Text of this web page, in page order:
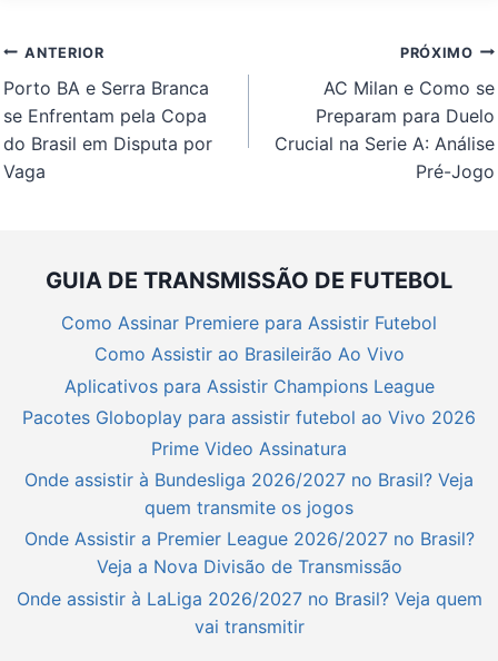
Navegação
de
Post
ANTERIOR
Porto BA e Serra Branca
se Enfrentam pela Copa
do Brasil em Disputa por
Vaga
PRÓXIMO
AC Milan e Como se
Preparam para Duelo
Crucial na Serie A: Análise
Pré-Jogo
GUIA DE TRANSMISSÃO DE FUTEBOL
Como Assinar Premiere para Assistir Futebol
Como Assistir ao Brasileirão Ao Vivo
Aplicativos para Assistir Champions League
Pacotes Globoplay para assistir futebol ao Vivo 2026
Prime Video Assinatura
Onde assistir à Bundesliga 2026/2027 no Brasil? Veja
quem transmite os jogos
Onde Assistir a Premier League 2026/2027 no Brasil?
Veja a Nova Divisão de Transmissão
Onde assistir à LaLiga 2026/2027 no Brasil? Veja quem
vai transmitir